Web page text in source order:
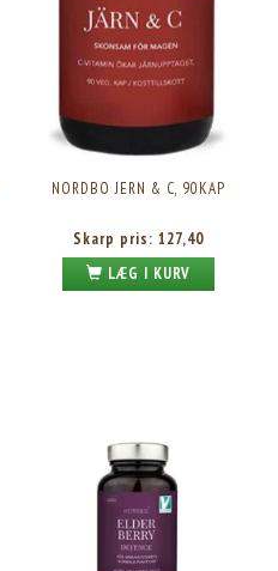
NORDBO JERN & C, 90KAP
Skarp pris: 127,40
LÆG I KURV